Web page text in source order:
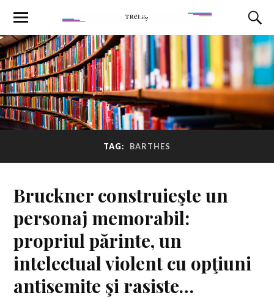
TAG: BARTHES
Bruckner construieşte un
personaj memorabil:
propriul părinte, un
intelectual violent cu opţiuni
antisemite şi rasiste…